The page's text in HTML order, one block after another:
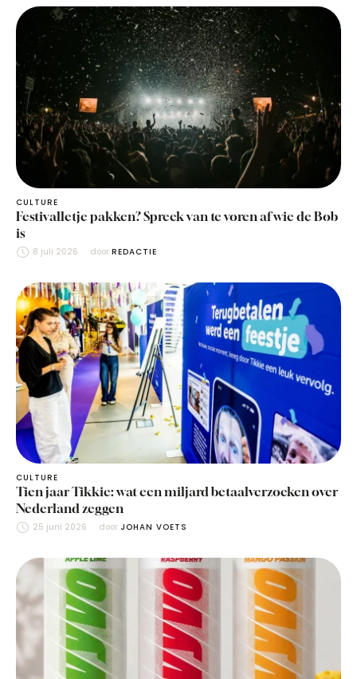
CULTURE
Festivalletje pakken? Spreek van te voren af wie de Bob
is
8 juli 2026 door REDACTIE
CULTURE
Tien jaar Tikkie: wat een miljard betaalverzoeken over
Nederland zeggen
25 juni 2026 door JOHAN VOETS